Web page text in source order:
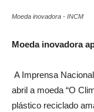
Moeda inovadora - INCM
Moeda inovadora
A Imprensa
abril a moeda “O
plástico reciclado